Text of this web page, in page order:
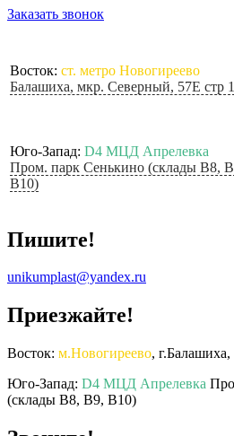
Заказать звонок
Восток: ст. метро Новогиреево
Балашиха, мкр. Северный, 57Е стр 1
Юго-Запад: D4 МЦД Апрелевка
Пром. парк Сенькино (склады B8,
B10)
Пишите!
unikumplast@yandex.ru
Приезжайте!
Восток: м.Новогиреево,
Юго-Запад: D4 МЦД Апрелевка
(склады B8, B9, B10)